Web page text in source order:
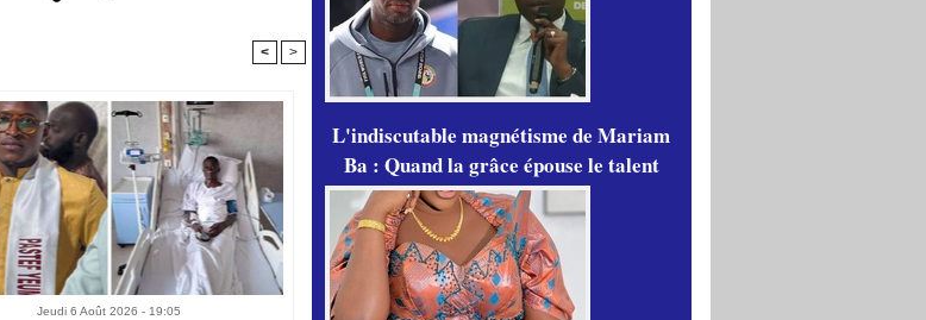
< >
Jeudi 6 Août 2026 - 19:05
L'indiscutable magnétisme de Mariam
Ba : Quand la grâce épouse le talent